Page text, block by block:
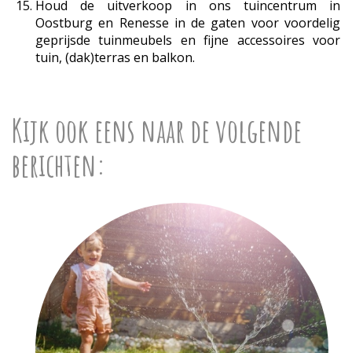
Houd de uitverkoop in ons tuincentrum in
Oostburg en Renesse in de gaten voor voordelig
geprijsde tuinmeubels en fijne accessoires voor
tuin, (dak)terras en balkon.
Kijk ook eens naar de volgende
berichten: